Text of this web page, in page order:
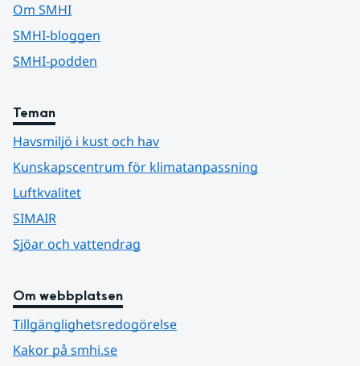
Om SMHI
SMHI-bloggen
SMHI-podden
Teman
Havsmiljö i kust och hav
Kunskapscentrum för klimatanpassning
Luftkvalitet
SIMAIR
Sjöar och vattendrag
Om webbplatsen
Tillgänglighetsredogörelse
Kakor på smhi.se